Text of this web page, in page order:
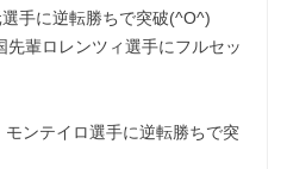
手に逆転勝ちで突破(^O^)
輩ロレンツィ選手にフルセッ
ンテイロ選手に逆転勝ちで突